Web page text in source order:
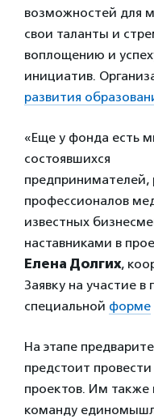
возможностей для
свои таланты и
воплощению и
инициатив.
развития
«Еще у фонда есть
состоявшихся
предпринимателей,
профессионалов
известных
наставниками в
Елена Долгих,
Заявку на участие
специальной форме
На этапе
предстоит
проектов. Им также
команду